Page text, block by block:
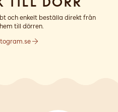
och enkelt beställa direkt från
till dörren.